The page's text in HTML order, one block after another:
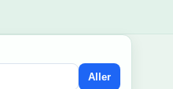
Aller